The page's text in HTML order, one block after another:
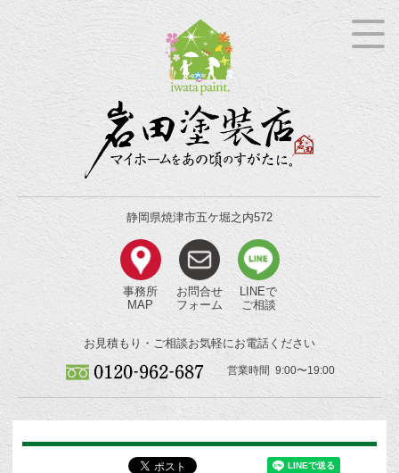
静岡県焼津市五ケ堀之内572
事務所
MAP
お問合せ
フォーム
LINEで
ご相談
お見積もり・ご相談お気軽にお電話ください
営業時間 9:00〜19:00